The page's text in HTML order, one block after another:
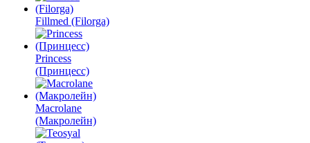
Fillmed (Filorga)
Princess
(Принцесс)
Macrolane
(Макролейн)